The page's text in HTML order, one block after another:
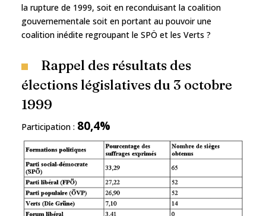
la rupture de 1999, soit en reconduisant la coalition
gouvernementale soit en portant au pouvoir une
coalition inédite regroupant le SPÖ et les Verts ?
Rappel des résultats des
élections législatives du 3 octobre
1999
Participation : 80,4%